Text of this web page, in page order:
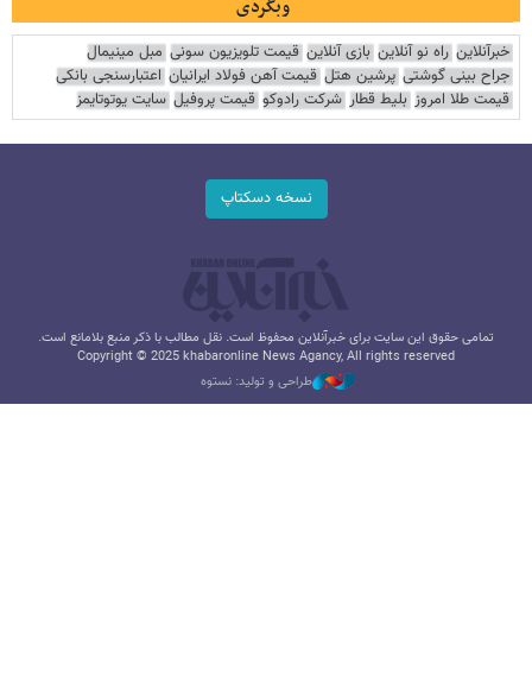
وبگردی
خبرآنلاین راه نو آنلاین بازی آنلاین قیمت تلویزیون سونی مبل مینیمال
جراح بینی گوشتی پرشین هتل قیمت آهن فولاد ایرانیان اعتبارسنجی بانکی
قیمت طلا امروز بلیط قطار شرکت رادوکو قیمت پروفیل سایت یوتوتایمز
نسخه دسکتاپ
تمامی حقوق این سایت برای خبرآنلاین محفوظ است. نقل مطالب با ذکر منبع بلامانع است.
Copyright © 2025 khabaronline News Agancy, All rights reserved
طراحی و تولید: نستوه